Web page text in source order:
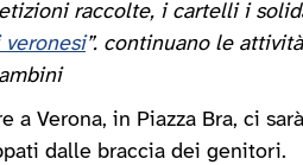
raccolte, i cartelli i
”. continuano le
a Verona, in Piazza Bra, ci
dalle braccia dei genitori.